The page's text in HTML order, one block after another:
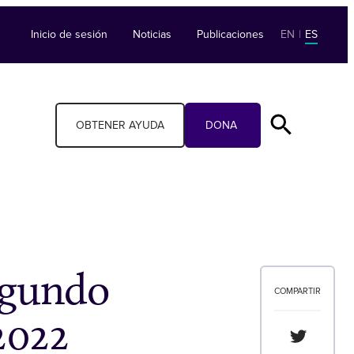
Inicio de sesión Noticias Publicaciones EN | ES
OBTENER AYUDA DONA
COMPARTIR